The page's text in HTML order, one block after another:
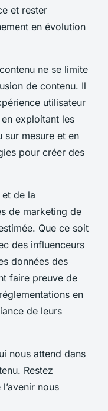
et rester
en évolution
ne se limite
de contenu. Il
utilisateur
exploitant les
sur mesure et en
pour créer des
et de la
de marketing de
Que ce soit
des influenceurs
données des
faire preuve de
en
de leurs
nous attend dans
Restez
nous